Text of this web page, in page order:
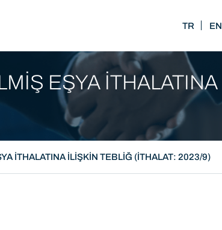
TR EN
EŞYA İTHALATINA
İTHALATINA İLİŞKİN TEBLİĞ (İTHALAT: 2023/9)